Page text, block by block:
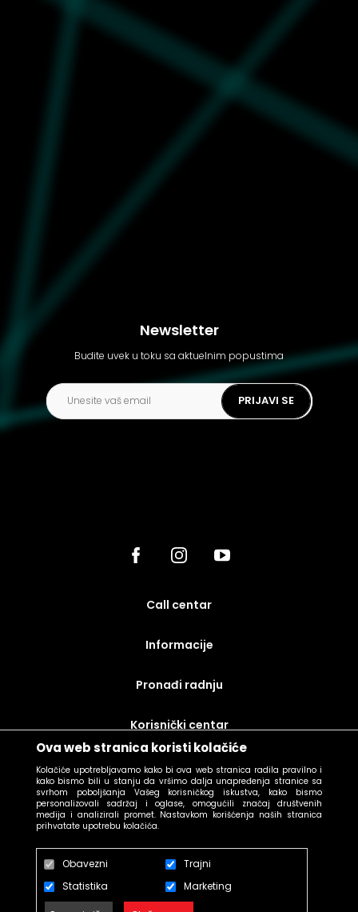
Ova web stranica koristi kolačiće
Kolačiće upotrebljavamo kako bi ova web stranica radila pravilno i
kako bismo bili u stanju da vršimo dalja unapređenja stranice sa
svrhom poboljšanja Vašeg korisničkog iskustva, kako bismo
personalizovali sadržaj i oglase, omogućili značaj društvenih
medija i analizirali promet. Nastavkom korišćenja naših stranica
prihvatate upotrebu kolačića.
Obavezni
Trajni
Statistika
Marketing
Newsletter
Budite uvek u toku sa aktuelnim popustima
PRIJAVI SE
call centar
Informacije
Pronađi radnju
korisnički centar
uslovi prodaje